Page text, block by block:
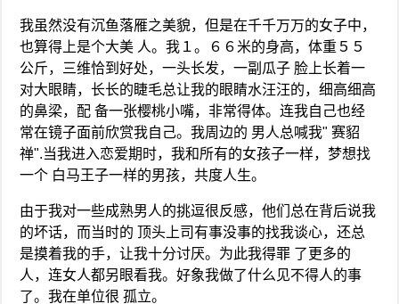
我虽然没有沉鱼落雁之美貌，但是在千千万万的女子中，
也算得上是个大美 人。我１。６６米的身高，体重５５
公斤，三维恰到好处，一头长发，一副瓜子 脸上长着一
对大眼睛，长长的睫毛总让我的眼睛水汪汪的，细高细高
的鼻梁，配 备一张樱桃小嘴，非常得体。连我自己也经
常在镜子面前欣赏我自己。我周边的 男人总喊我" 赛貂
禅".当我进入恋爱期时，我和所有的女孩子一样，梦想找
一个 白马王子一样的男孩，共度人生。
由于我对一些成熟男人的挑逗很反感，他们总在背后说我
的坏话，而当时的 顶头上司有事没事的找我谈心，还总
是摸着我的手，让我十分讨厌。为此我得罪 了更多的
人，连女人都另眼看我。好象我做了什么见不得人的事
了。我在单位很 孤立。